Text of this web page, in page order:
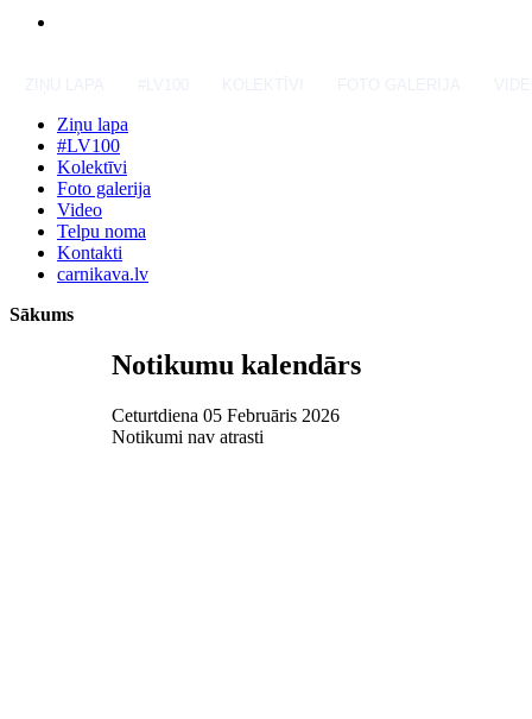
Ziņu lapa
#LV100
Kolektīvi
Foto galerija
Video
Telpu noma
Kontakti
carnikava.lv
Sākums
Notikumu kalendārs
Ceturtdiena 05 Februāris 2026
Notikumi nav atrasti